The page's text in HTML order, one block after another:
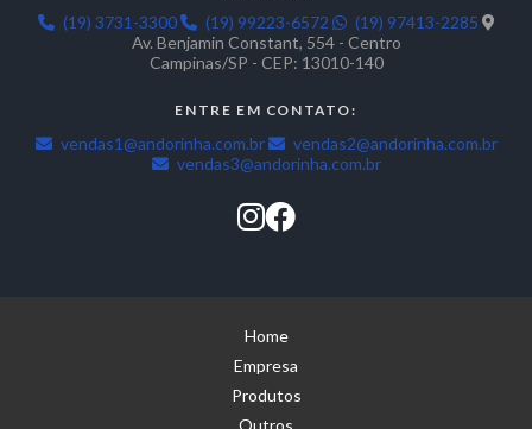
(19) 3731-3300 (19) 99223-6572
(19) 97413-2285
Av. Benjamin Constant, 554 - Centro
Campinas/SP - CEP: 13010-140
ENTRE EM CONTATO:
vendas1@andorinha.com.br
vendas2@andorinha.com.br
vendas3@andorinha.com.br
Home
Empresa
Produtos
Outros